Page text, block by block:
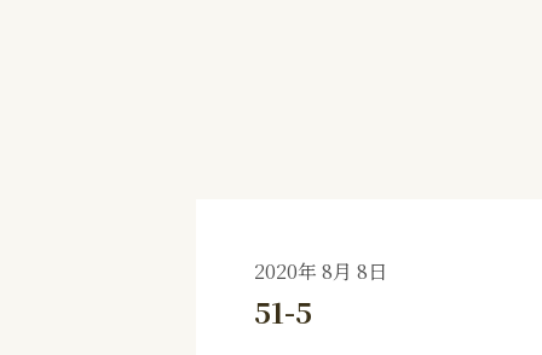
2020年 8月 8日
51-5